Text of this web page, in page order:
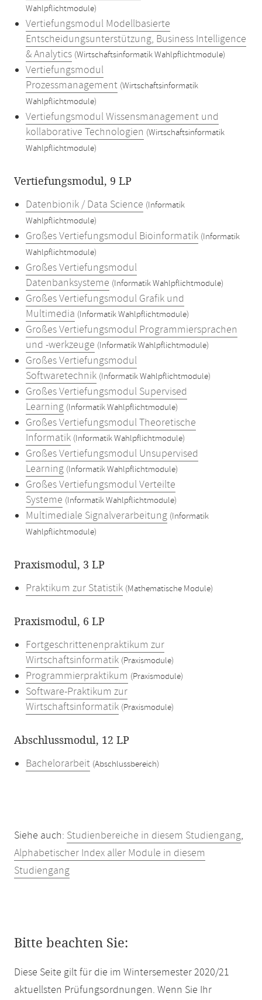
Wahlpflichtmodule)
Vertiefungsmodul Modellbasierte
Entscheidungsunterstützung, Business Intelligence
& Analytics (Wirtschaftsinformatik Wahlpflichtmodule)
Vertiefungsmodul
Prozessmanagement (Wirtschaftsinformatik
Wahlpflichtmodule)
Vertiefungsmodul Wissensmanagement und
kollaborative Technologien (Wirtschaftsinformatik
Wahlpflichtmodule)
Vertiefungsmodul, 9 LP
Datenbionik / Data Science (Informatik
Wahlpflichtmodule)
Großes Vertiefungsmodul Bioinformatik (Informatik
Wahlpflichtmodule)
Großes Vertiefungsmodul
Datenbanksysteme (Informatik Wahlpflichtmodule)
Großes Vertiefungsmodul Grafik und
Multimedia (Informatik Wahlpflichtmodule)
Großes Vertiefungsmodul Programmiersprachen
und -werkzeuge (Informatik Wahlpflichtmodule)
Großes Vertiefungsmodul
Softwaretechnik (Informatik Wahlpflichtmodule)
Großes Vertiefungsmodul Supervised
Learning (Informatik Wahlpflichtmodule)
Großes Vertiefungsmodul Theoretische
Informatik (Informatik Wahlpflichtmodule)
Großes Vertiefungsmodul Unsupervised
Learning (Informatik Wahlpflichtmodule)
Großes Vertiefungsmodul Verteilte
Systeme (Informatik Wahlpflichtmodule)
Multimediale Signalverarbeitung (Informatik
Wahlpflichtmodule)
Praxismodul, 3 LP
Praktikum zur Statistik (Mathematische Module)
Praxismodul, 6 LP
Fortgeschrittenenpraktikum zur
Wirtschaftsinformatik (Praxismodule)
Programmierpraktikum (Praxismodule)
Software-Praktikum zur
Wirtschaftsinformatik (Praxismodule)
Abschlussmodul, 12 LP
Bachelorarbeit (Abschlussbereich)
Siehe auch: Studienbereiche in diesem Studiengang,
Alphabetischer Index aller Module in diesem
Studiengang
Bitte beachten Sie:
Diese Seite gilt für die im Wintersemester 2020/21
aktuellsten Prüfungsordnungen. Wenn Sie Ihr